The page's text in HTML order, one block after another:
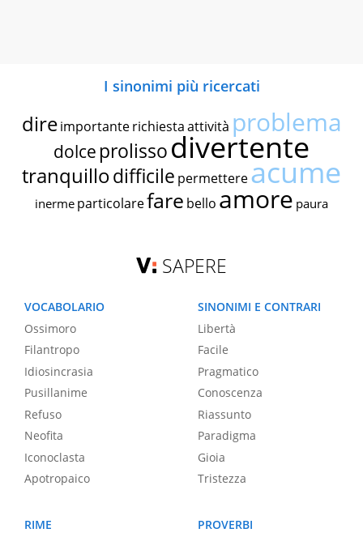
I sinonimi più ricercati
dire importante richiestaattività problema
dolce prolissodivertente
tranquillodifficile permettereacume
inerme particolarefare bello amore paura
SAPERE
VOCABOLARIO
Ossimoro
Filantropo
Idiosincrasia
Pusillanime
Refuso
Neofita
Iconoclasta
Apotropaico
SINONIMI E CONTRARI
Libertà
Facile
Pragmatico
Conoscenza
Riassunto
Paradigma
Gioia
Tristezza
RIME
PROVERBI